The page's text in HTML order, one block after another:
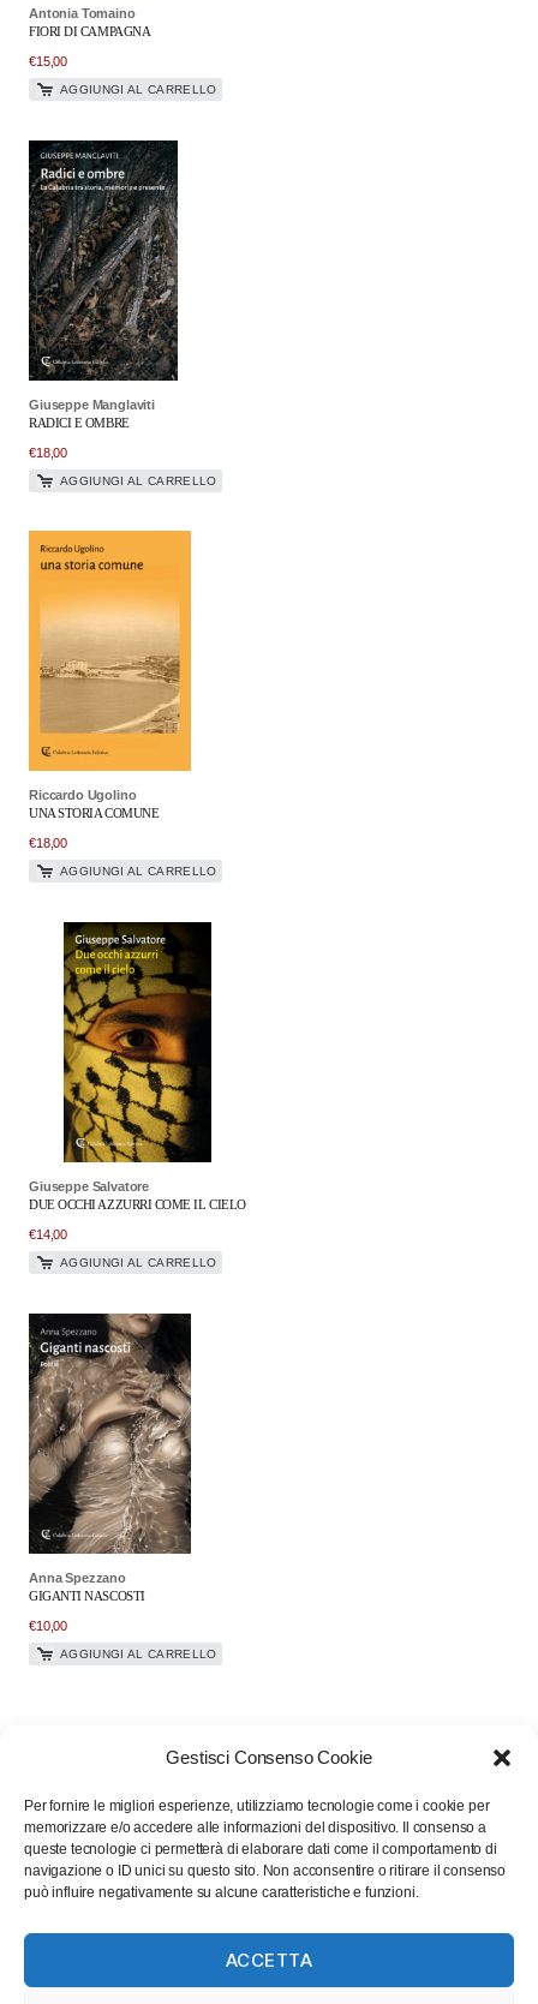
Gestisci Consenso Cookie
Per fornire le migliori esperienze, utilizziamo tecnologie come i cookie per
memorizzare e/o accedere alle informazioni del dispositivo. Il consenso a
queste tecnologie ci permetterà di elaborare dati come il comportamento di
navigazione o ID unici su questo sito. Non acconsentire o ritirare il consenso
può influire negativamente su alcune caratteristiche e funzioni.
ACCETTA
Antonia Tomaino
FIORI DI CAMPAGNA
€15,00
AGGIUNGI AL CARRELLO
Giuseppe Manglaviti
RADICI E OMBRE
€18,00
AGGIUNGI AL CARRELLO
Riccardo Ugolino
UNA STORIA COMUNE
€18,00
AGGIUNGI AL CARRELLO
Giuseppe Salvatore
DUE OCCHI AZZURRI COME IL CIELO
€14,00
AGGIUNGI AL CARRELLO
Anna Spezzano
GIGANTI NASCOSTI
€10,00
AGGIUNGI AL CARRELLO
GENESI DELLA CALABRIA ANTICA